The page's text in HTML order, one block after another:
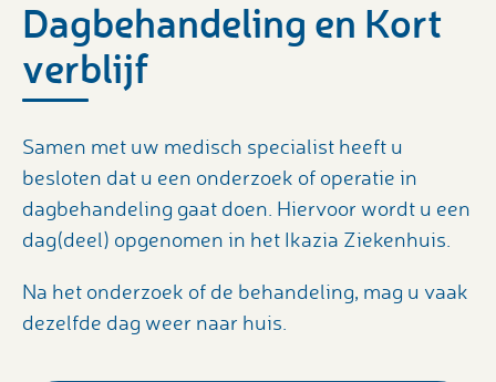
Dagbehandeling en Kort
verblijf
Samen met uw medisch specialist heeft u
besloten dat u een onderzoek of operatie in
dagbehandeling gaat doen. Hiervoor wordt u een
dag(deel) opgenomen in het Ikazia Ziekenhuis.
Na het onderzoek of de behandeling, mag u vaak
dezelfde dag weer naar huis.